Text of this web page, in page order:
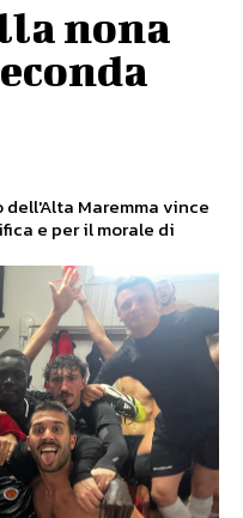
nona
Maremma vince
e per il morale di